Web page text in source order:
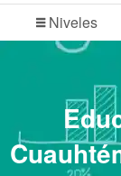
Niveles